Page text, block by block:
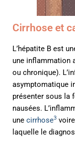
Cirrhose et
L’hépatite B est
une inflammation
ou chronique).
asymptomatique
présenter sous la
nausées.
une cirrhose3
laquelle le